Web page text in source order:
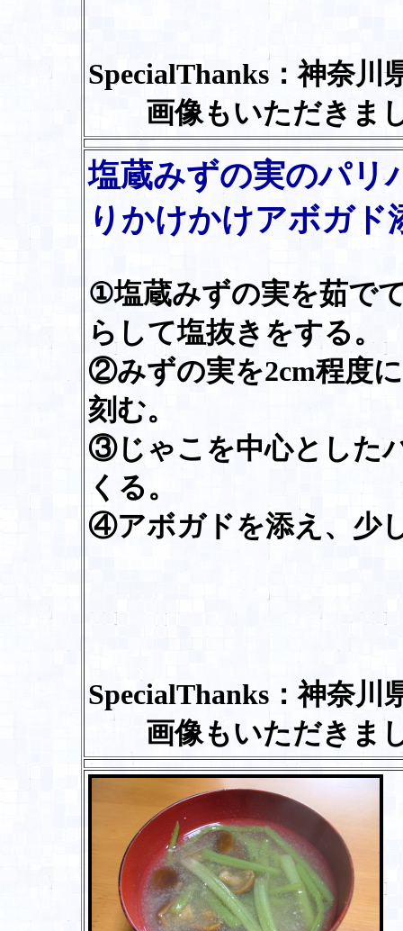
SpecialThanks：神奈
画像もいただきま
塩蔵みずの実のパリ
りかけかけアボガド
①塩蔵みずの実を茹で
らして塩抜きをする。
②みずの実を2cm程度
刻む。
③じゃこを中心とした
くる。
④アボガドを添え、少
SpecialThanks：神奈
画像もいただきま